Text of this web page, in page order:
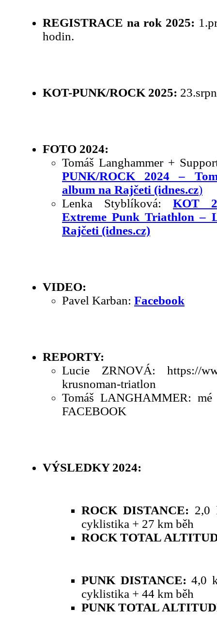
REGISTRACE na rok 2025:
hodin.
KOT-PUNK/ROCK 2025:
FOTO 2024:
Tomáš Langhammer +
PUNK/ROCK 2024 –
album na Rajčeti (idnes.cz)
Lenka Styblíková: KOT
Extreme Punk Triathlon –
Rajčeti (idnes.cz)
VIDEO:
Pavel Karban: Facebook
REPORTY:
Lucie ZRNOVÁ: https://
krusnoman-triatlon
Tomáš LANGHAMMER:
FACEBOOK
VÝSLEDKY 2024:
ROCK DISTANCE: 2,0
cyklistika + 27 km běh
ROCK TOTAL
PUNK DISTANCE:4,0
cyklistika + 44 km běh
PUNK TOTAL